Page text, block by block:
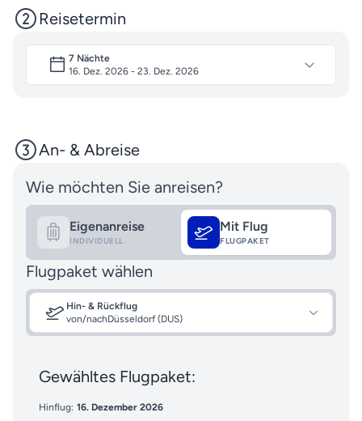
Reisetermin
7 Nächte
16. Dez. 2026 - 23. Dez. 2026
An- & Abreise
Wie möchten Sie anreisen?
Eigenanreise
INDIVIDUELL
Mit Flug
FLUGPAKET
Flugpaket wählen
Hin- & Rückflug
von/nachDüsseldorf (DUS)
Gewähltes Flugpaket:
Hinflug: 16. Dezember 2026